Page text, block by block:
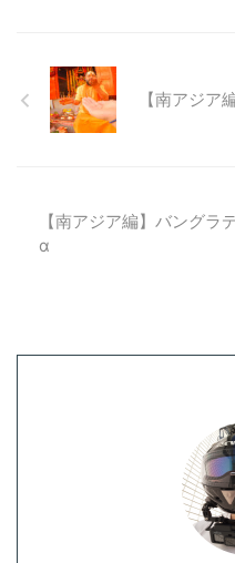
【南アジ
【南アジア編】バングラ
α